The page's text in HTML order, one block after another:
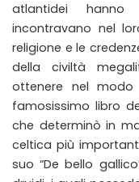
atlantidei
incontravano nel
religione e le
della civiltà
ottenere nel
famosissimo libro
che determinò in
celtica più
suo “De bello